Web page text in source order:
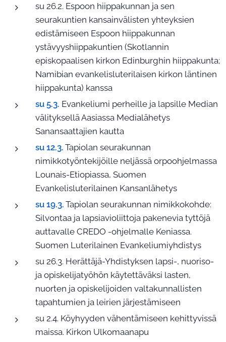
su 26.2. Espoon hiippakunnan ja sen
seurakuntien kansainvälisten yhteyksien
edistämiseen Espoon hiippakunnan
ystävyyshiippakuntien (Skotlannin
episkopaalisen kirkon Edinburghin hiippakunta;
Namibian evankelisluterilaisen kirkon läntinen
hiippakunta) kanssa
su 5.3. Evankeliumi perheille ja lapsille Median
välityksellä Aasiassa Medialähetys
Sanansaattajien kautta
su 12.3. Tapiolan seurakunnan
nimikkotyöntekijöille neljässä orpoohjelmassa
Lounais-Etiopiassa, Suomen
Evankelisluterilainen Kansanlähetys
su 19.3. Tapiolan seurakunnan nimikkokohde:
Silvontaa ja lapsiavioliittoja pakenevia tyttöjä
auttavalle CREDO -ohjelmalle Keniassa.
Suomen Luterilainen Evankeliumiyhdistys
su 26.3. Herättäjä-Yhdistyksen lapsi-, nuoriso-
ja opiskelijatyöhön käytettäväksi lasten,
nuorten ja opiskelijoiden valtakunnallisten
tapahtumien ja leirien järjestämiseen
su 2.4. Köyhyyden vähentämiseen kehittyvissä
maissa. Kirkon Ulkomaanapu